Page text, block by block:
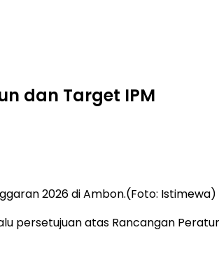
dan Target IPM
2026 di Ambon.(Foto: Istimewa)
persetujuan atas Rancangan